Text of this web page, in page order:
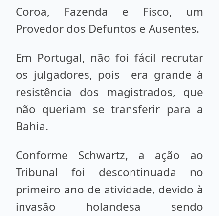
Coroa, Fazenda e Fisco, um
Provedor dos Defuntos e Ausentes.
Em Portugal, não foi fácil recrutar
os julgadores, pois era grande à
resistência dos magistrados, que
não queriam se transferir para a
Bahia.
Conforme Schwartz, a ação ao
Tribunal foi descontinuada no
primeiro ano de atividade, devido à
invasão holandesa sendo